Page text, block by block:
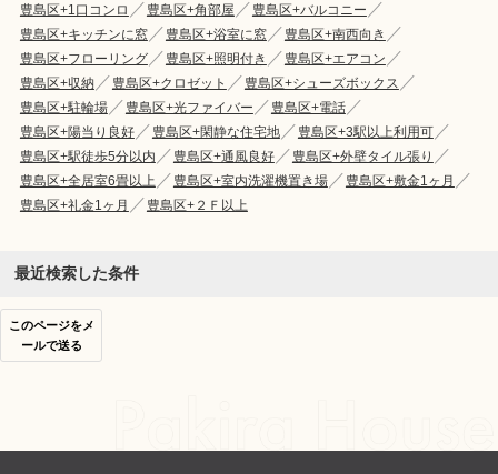
豊島区+1口コンロ
豊島区+角部屋
豊島区+バルコニー
豊島区+キッチンに窓
豊島区+浴室に窓
豊島区+南西向き
豊島区+フローリング
豊島区+照明付き
豊島区+エアコン
豊島区+収納
豊島区+クロゼット
豊島区+シューズボックス
豊島区+駐輪場
豊島区+光ファイバー
豊島区+電話
豊島区+陽当り良好
豊島区+閑静な住宅地
豊島区+3駅以上利用可
豊島区+駅徒歩5分以内
豊島区+通風良好
豊島区+外壁タイル張り
豊島区+全居室6畳以上
豊島区+室内洗濯機置き場
豊島区+敷金1ヶ月
豊島区+礼金1ヶ月
豊島区+２Ｆ以上
最近検索した条件
このページをメ
ールで送る